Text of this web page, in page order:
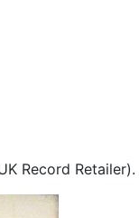
Record Retailer).